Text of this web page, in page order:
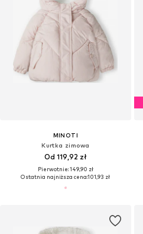
MINOTI
Kurtka zimowa
Od 119,92 zł
Pierwotnie: 149,90 zł
Ostatnia najniższa cena:101,93 zł